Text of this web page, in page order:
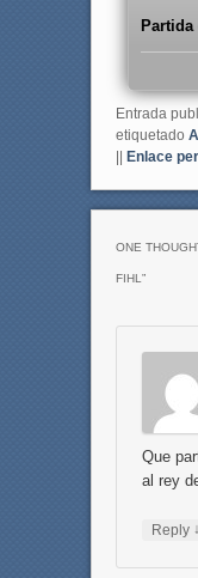
Entrada
etiquetado
|| Enlace
ONE
FIHL ”
Que
al rey
Reply ↓